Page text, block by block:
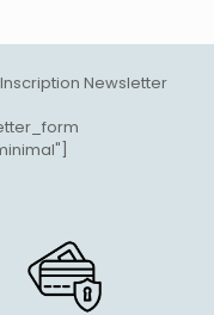
Inscription Newsletter